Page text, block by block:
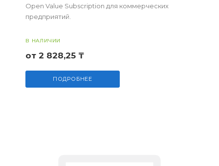
Open Value Subscription для коммерческих
предприятий.
В НАЛИЧИИ
от 2 828,25 ₸
ПОДРОБНЕЕ